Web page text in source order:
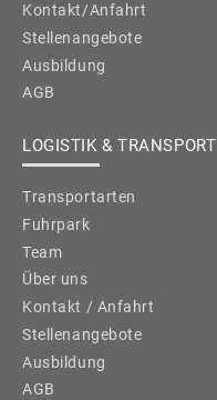
Kontakt/Anfahrt
Stellenangebote
Ausbildung
AGB
LOGISTIK & TRANSPORT
Transportarten
Fuhrpark
Team
Über uns
Kontakt / Anfahrt
Stellenangebote
Ausbildung
AGB